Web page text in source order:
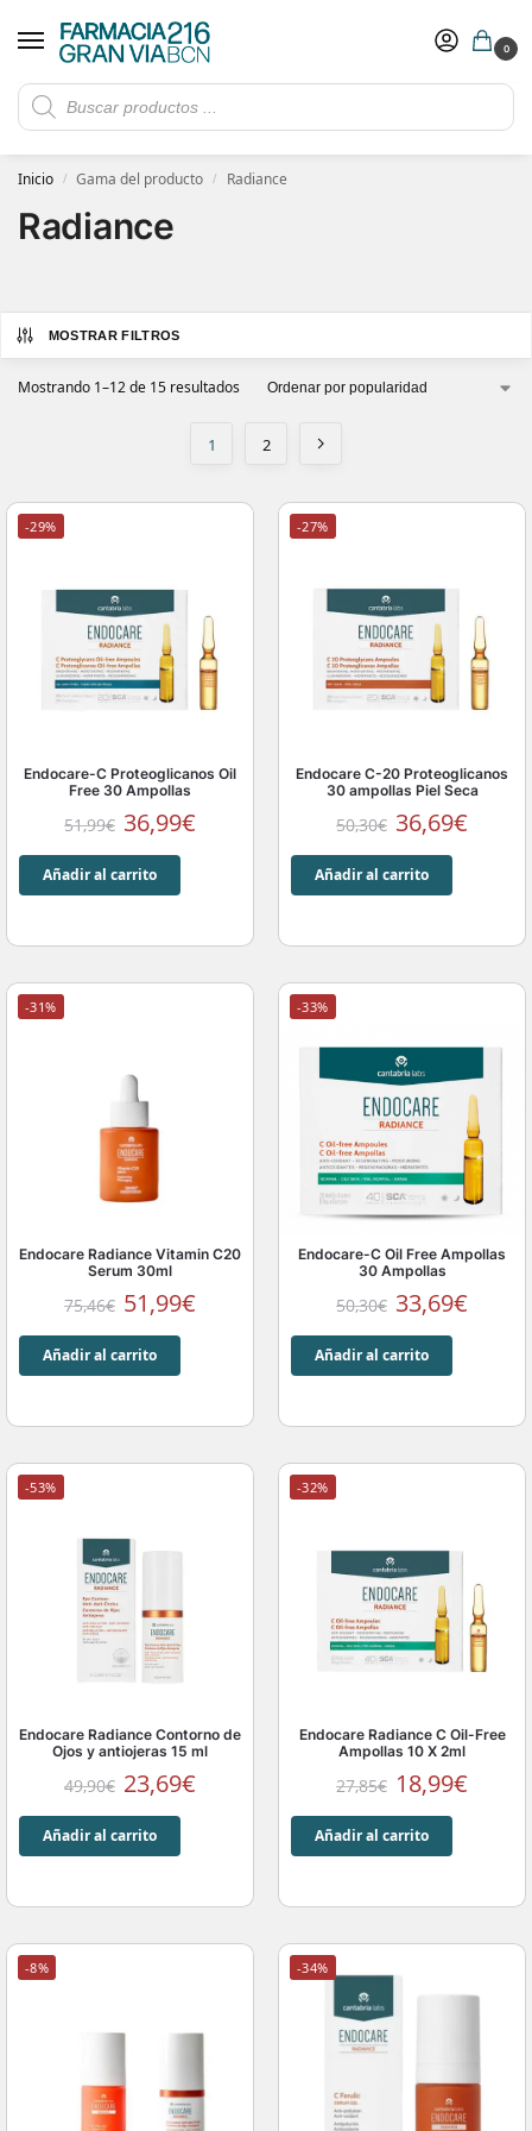
0
Rebajas de verano hasta -30%
​ 5€ de descuento con el cupón 5GRANVIA (compras superiores a 150€)
Inicio / Gama del producto / Radiance
Radiance
MOSTRAR FILTROS
Mostrando 1–12 de 15 resultados
1 2
-29%
Endocare-C Proteoglicanos Oil
Free 30 Ampollas
51,99€ 36,99€
Añadir al carrito
-27%
Endocare C-20 Proteoglicanos
30 ampollas Piel Seca
50,30€ 36,69€
Añadir al carrito
-31%
Endocare Radiance Vitamin C20
Serum 30ml
75,46€ 51,99€
Añadir al carrito
-33%
Endocare-C Oil Free Ampollas
30 Ampollas
50,30€ 33,69€
Añadir al carrito
-53%
Endocare Radiance Contorno de
Ojos y antiojeras 15 ml
49,90€ 23,69€
Añadir al carrito
-32%
Endocare Radiance C Oil-Free
Ampollas 10 X 2ml
27,85€ 18,99€
Añadir al carrito
-8% -34%